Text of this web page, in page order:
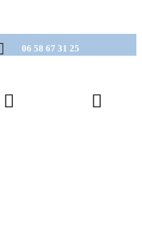
06 58 67 31 25